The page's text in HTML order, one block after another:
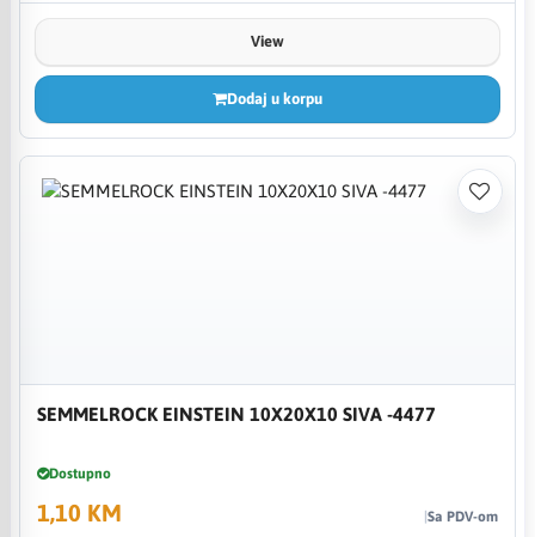
View
Dodaj u korpu
SEMMELROCK EINSTEIN 10X20X10 SIVA -4477
Dostupno
1,10 KM Sa PDV-om